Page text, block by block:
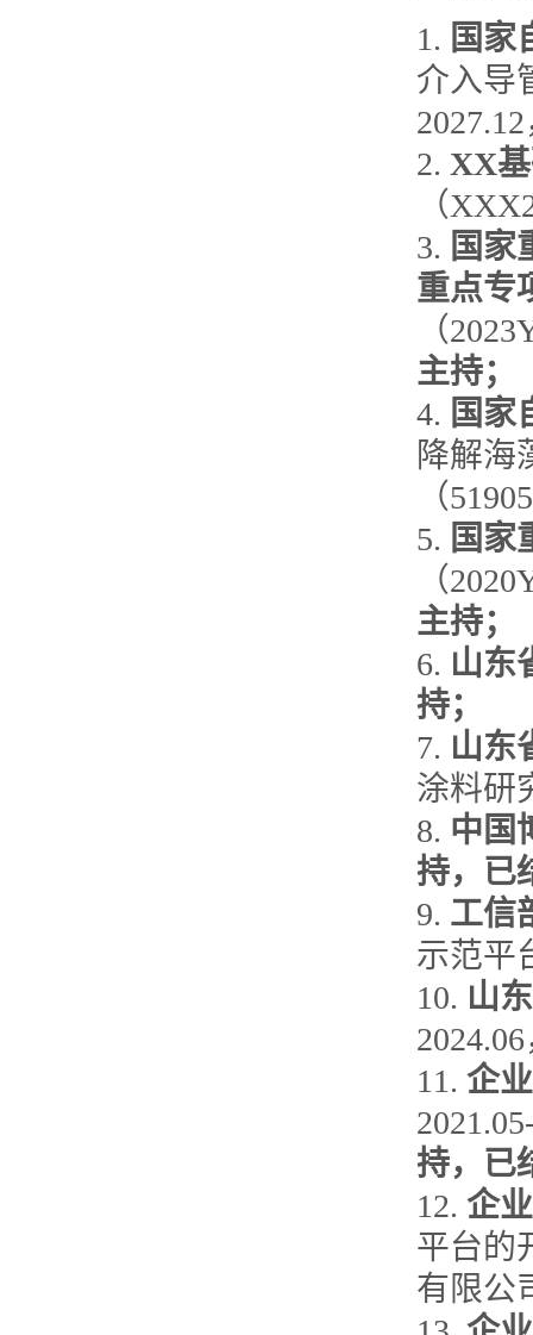
1. 国家
介入导
2. XX
（
3. 国家
重点专
（
主持；
4. 国家
降解海
（
5. 国家
（
主持；
6. 山东
持；
7. 山东
涂料研
8. 中国
持，已
9. 工信
示范平
10. 山
11. 企
持，已
12. 企
平台的
有限公